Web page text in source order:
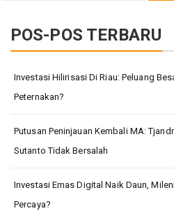
POS-POS TERBARU
Investasi Hilirisasi Di Riau: Peluang
Peternakan?
Putusan Peninjauan Kembali MA:
Sutanto Tidak Bersalah
Investasi Emas Digital Naik Daun,
Percaya?